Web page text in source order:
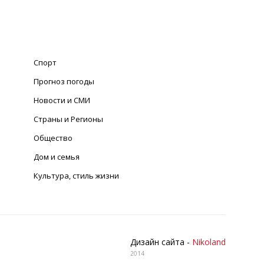
Спорт
Прогноз погоды
Новости и СМИ
Страны и Регионы
Общество
Дом и семья
Культура, стиль жизни
Дизайн сайта - Nikoland
2014